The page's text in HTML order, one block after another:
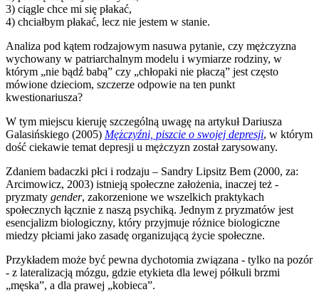
3) ciągle chce mi się płakać,
4) chciałbym płakać, lecz nie jestem w stanie.
Analiza pod kątem rodzajowym nasuwa pytanie, czy mężczyzna
wychowany w patriarchalnym modelu i wymiarze rodziny, w
którym „nie bądź babą” czy „chłopaki nie płaczą” jest często
mówione dzieciom, szczerze odpowie na ten punkt
kwestionariusza?
W tym miejscu kieruję szczególną uwagę na artykuł Dariusza
Galasińskiego (2005) Mężczyźni, piszcie o swojej depresji, w którym
dość ciekawie temat depresji u mężczyzn został zarysowany.
Zdaniem badaczki płci i rodzaju – Sandry Lipsitz Bem (2000, za:
Arcimowicz, 2003) istnieją społeczne założenia, inaczej też -
pryzmaty gender, zakorzenione we wszelkich praktykach
społecznych łącznie z naszą psychiką. Jednym z pryzmatów jest
esencjalizm biologiczny, który przyjmuje różnice biologiczne
miedzy płciami jako zasadę organizującą życie społeczne.
Przykładem może być pewna dychotomia związana - tylko na pozór
- z lateralizacją mózgu, gdzie etykieta dla lewej półkuli brzmi
„męska”, a dla prawej „kobieca”.